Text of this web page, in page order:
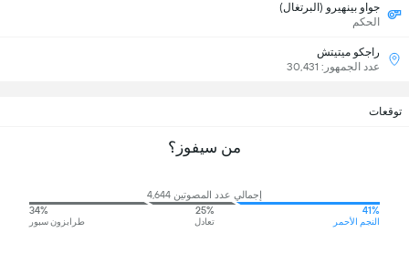
جواو بينهيرو (البرتغال)
الحكم
راجكو ميتيتش
عدد الجمهور: 30,431
توقعات
من سيفوز؟
إجمالي عدد المصوتين 4,644
41%
النجم الأحمر
25%
تعادل
34%
طرابزون سبور